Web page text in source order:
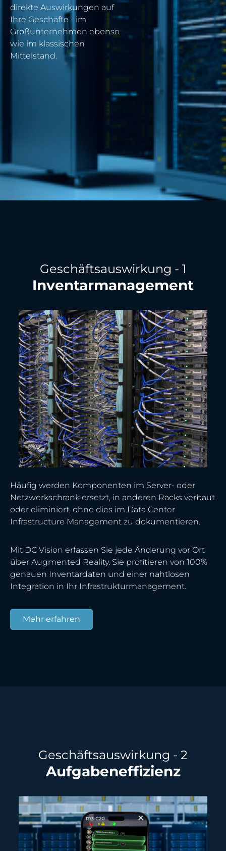
direkte Auswirkungen auf
Ihre Geschäfte - im
Großunternehmen ebenso
wie im klassischen
Mittelstand.
Geschäftsauswirkung - 1
Inventarmanagement
Häufig werden Komponenten im Server- oder
Netzwerkschrank ersetzt, in anderen Racks verbaut
oder eliminiert, ohne dies im Data Center
Infrastructure Management zu dokumentieren.
Mit DC Vision erfassen Sie jede Änderung vor Ort
über Augmented Reality. Sie profitieren von 100%
genauen Inventardaten und einer nahtlosen
Integration in Ihr Infrastrukturmanagement.
Mehr erfahren
Geschäftsauswirkung - 2
Aufgabeneffizienz